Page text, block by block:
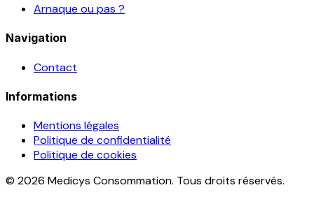
Arnaque ou pas ?
Navigation
Contact
Informations
Mentions légales
Politique de confidentialité
Politique de cookies
© 2026 Medicys Consommation. Tous droits réservés.